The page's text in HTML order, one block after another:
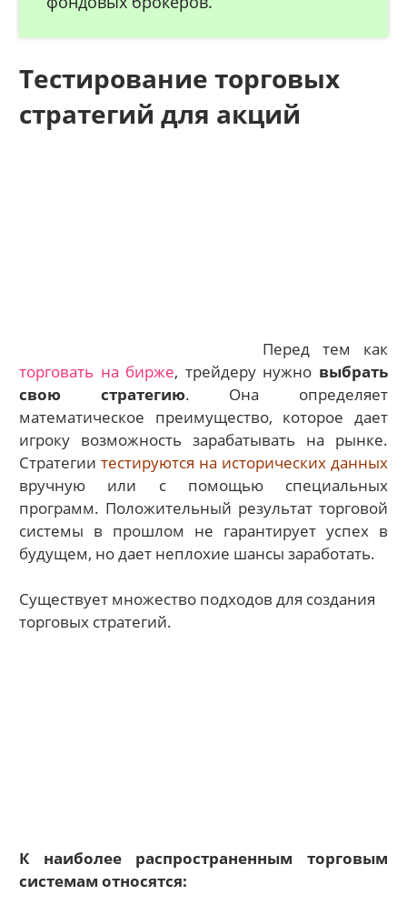
Тестирование торговых
стратегий для акций
Перед тем как
торговать на бирже, трейдеру нужно выбрать
свою стратегию. Она определяет
математическое преимущество, которое дает
игроку возможность зарабатывать на рынке.
Стратегиитестируются на исторических данных
вручную или с помощью специальных
программ. Положительный результат торговой
системы в прошлом не гарантирует успех в
будущем, но дает неплохие шансы заработать.
Существует множество подходов для создания
торговых стратегий.
К наиболее распространенным торговым
системам относятся: